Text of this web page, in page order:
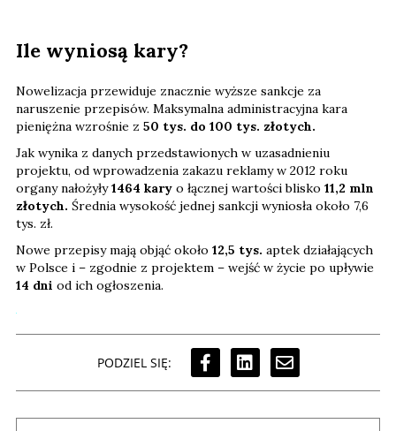
Ile wyniosą kary?
Nowelizacja przewiduje znacznie wyższe sankcje za
naruszenie przepisów. Maksymalna administracyjna kara
pieniężna wzrośnie z 50 tys. do 100 tys. złotych.
Jak wynika z danych przedstawionych w uzasadnieniu
projektu, od wprowadzenia zakazu reklamy w 2012 roku
organy nałożyły1464 kary o łącznej wartości blisko 11,2 mln
złotych. Średnia wysokość jednej sankcji wyniosła około 7,6
tys. zł.
Nowe przepisy mają objąć około 12,5 tys. aptek działających
w Polsce i – zgodnie z projektem – wejść w życie po upływie
14 dni od ich ogłoszenia.
PODZIEL SIĘ: